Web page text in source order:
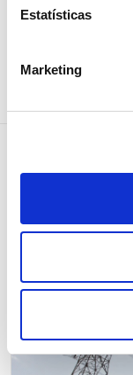
Estatísticas
Marketing
Notícias